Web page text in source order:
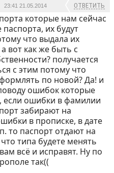
23:41 21.05.2014 ОТВЕТИТЬ
которые нам сейчас
их будут
что выдала их
вот как же быть с
получается
с этим потому что
по новой? Да! и
ошибок которые
если ошибки в фамилии
забирают на
в прописке, в дате
то паспорт отдают на
типа будете менять
всё и исправят. Ну по
так((